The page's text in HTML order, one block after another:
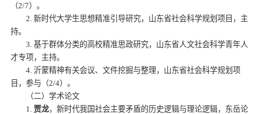
（2/7）。
2. 新时代大学生思想精准引导研究，山东省社会科学规划项目，主
持。
3. 基于群体分类的高校精准思政研究，山东省人文社会科学青年人
才专项，主持。
4. 沂蒙精神有关会议、文件挖掘与整理，山东省社会科学规划项
目，参与（2/4）。
（二）学术论文
1. 贾龙，新时代我国社会主要矛盾的历史逻辑与理论逻辑，东岳论